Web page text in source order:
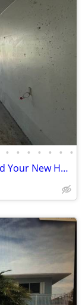
• • • • • • •
🏝️ Key West Apartments Available – Find Your New Home Today!